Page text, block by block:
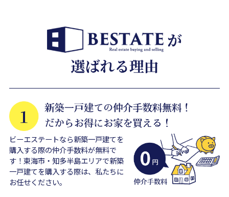
ビーエステートなら新築一戸建てを
購入する際の仲介手数料が無料で
す！東海市・知多半島エリアで新築
一戸建てを購入する際は、私たちに
お任せください。